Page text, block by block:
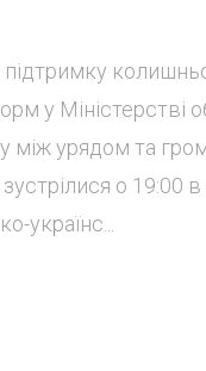
у Міністерстві
між урядом та
о 19:00
українс...